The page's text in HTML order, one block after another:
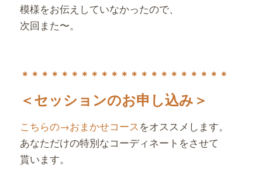
模様をお伝えしていなかったので、
次回また〜。
＊＊＊＊＊＊＊＊＊＊＊＊＊＊＊＊＊＊＊＊＊
＜セッションのお申し込み＞
こちらの→おまかせコース をオススメします。
あなただけの特別なコーディネートをさせて
貰います。